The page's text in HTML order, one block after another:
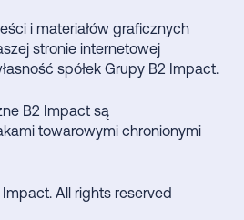
i materiałów graficznych
stronie internetowej
spółek Grupy B2 Impact.
B2 Impact są
towarowymi chronionymi
All rights reserved